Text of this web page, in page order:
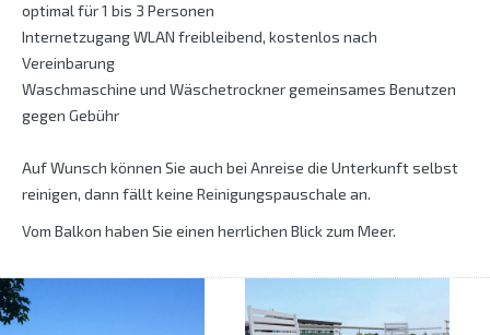
optimal für 1 bis 3 Personen
Internetzugang WLAN freibleibend, kostenlos nach
Vereinbarung
Waschmaschine und Wäschetrockner gemeinsames Benutzen
gegen Gebühr
Auf Wunsch können Sie auch bei Anreise die Unterkunft selbst
reinigen, dann fällt keine Reinigungspauschale an.
Vom Balkon haben Sie einen herrlichen Blick zum Meer.